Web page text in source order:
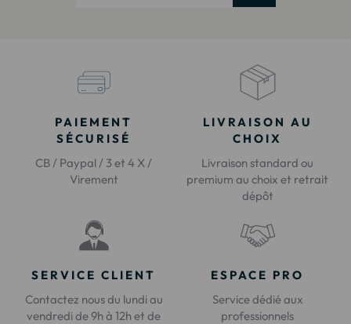
PAIEMENT
SÉCURISÉ
CB / Paypal / 3 et 4 X /
Virement
LIVRAISON AU
CHOIX
Livraison standard ou
premium au choix et retrait
dépôt
SERVICE CLIENT
Contactez nous du lundi au
vendredi de 9h à 12h et de
ESPACE PRO
Service dédié aux
professionnels